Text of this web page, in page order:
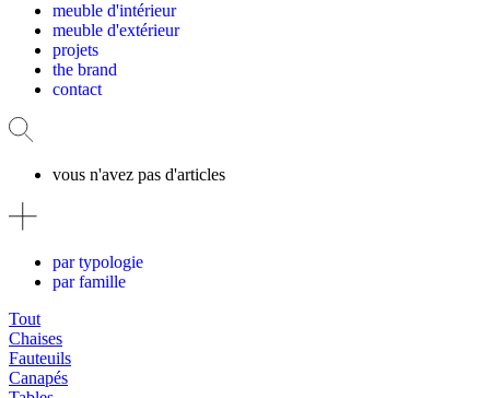
meuble d'intérieur
meuble d'extérieur
projets
the brand
contact
vous n'avez pas d'articles
par typologie
par famille
Tout
Chaises
Fauteuils
Canapés